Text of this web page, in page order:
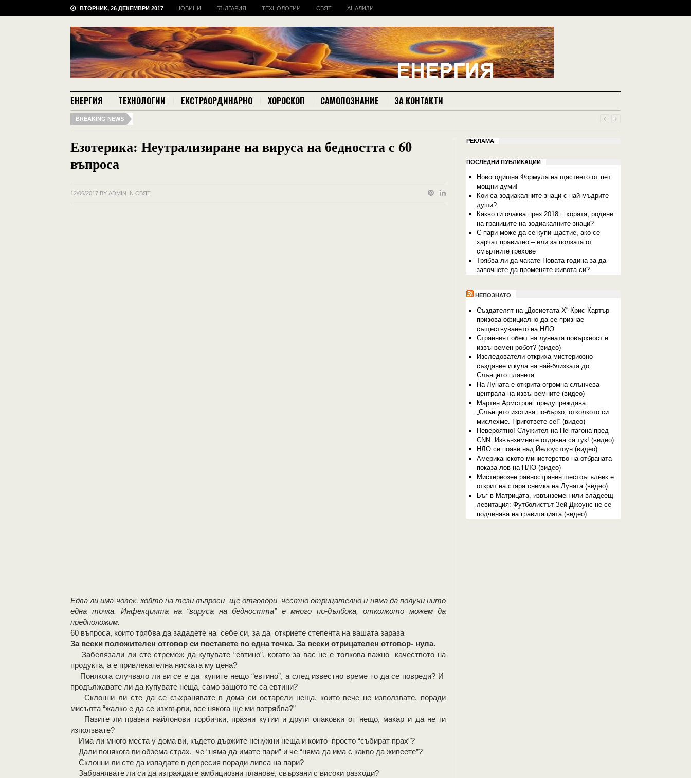
ВТОРНИК, 26 ДЕКЕМВРИ 2017 НОВИНИ БЪЛГАРИЯ ТЕХНОЛОГИИ СВЯТ АНАЛИЗИ
ЕНЕРГИЯ ТЕХНОЛОГИИ ЕКСТРАОРДИНАРНО ХОРОСКОП САМОПОЗНАНИЕ ЗА КОНТАКТИ
BREAKING NEWS
Езотерика: Неутрализиране на вируса на бедността с 60
въпроса
12/06/2017 BY ADMIN IN СВЯТ
Едва ли има човек, който на тези въпроси ще отговори честно отрицателно и няма да получи нито
една точка. Инфекцията на “вируса на бедността” е много по-дълбока, отколкото можем да
предположим.
60 въпроса, които трябва да зададете на себе си, за да откриете степента на вашата зараза
За всеки положителен отговор си поставете по една точка. За всеки отрицателен отговор- нула.
Забелязали ли сте стремеж да купувате “евтино”, когато за вас не е толкова важно качеството на
продукта, а е привлекателна ниската му цена?
Понякога случвало ли ви се е да купите нещо “евтино”, а след известно време то да се повреди? И
продължавате ли да купувате неща, само защото те са евтини?
Склонни ли сте да се съхранявате в дома си остарели неща, които вече не използвате, поради
мисълта “жалко е да се изхвърли, все някога ще ми потрябва?”
Пазите ли празни найлонови торбички, празни кутии и други опаковки от нещо, макар и да не ги
използвате?
Има ли много места у дома ви, където държите ненужни неща и които просто “събират прах”?
Дали понякога ви обзема страх, че “няма да имате пари” и че “няма да има с какво да живеете”?
Склонни ли сте да изпадате в депресия поради липса на пари?
Забранявате ли си да изграждате амбициозни планове, свързани с високи разходи?
РЕКЛАМА
ПОСЛЕДНИ ПУБЛИКАЦИИ
Новогодишна Формула на щастието от пет
мощни думи!
Кои са зодиакалните знаци с най-мъдрите
души?
Какво ги очаква през 2018 г. хората, родени
на границите на зодиакалните знаци?
С пари може да се купи щастие, ако се
харчат правилно – или за ползата от
смъртните грехове
Трябва ли да чакате Новата година за да
започнете да променяте живота си?
НЕПОЗНАТО
Създателят на „Досиетата Х“ Крис Картър
призова официално да се признае
съществуването на НЛО
Странният обект на лунната повърхност е
извънземен робот? (видео)
Изследователи откриха мистериозно
създание и кула на най-близката до
Слънцето планета
На Луната е открита огромна слънчева
централа на извънземните (видео)
Мартин Армстронг предупреждава:
„Слънцето изстива по-бързо, отколкото си
мислехме. Пригответе се!“ (видео)
Невероятно! Служител на Пентагона пред
CNN: Извънземните отдавна са тук! (видео)
НЛО се появи над Йелоустоун (видео)
Американското министерство на отбраната
показа лов на НЛО (видео)
Мистериозен равностранен шестоъгълник е
открит на стара снимка на Луната (видео)
Бъг в Матрицата, извънземен или владеещ
левитация: Футболистът Зей Джоунс не се
подчинява на гравитацията (видео)